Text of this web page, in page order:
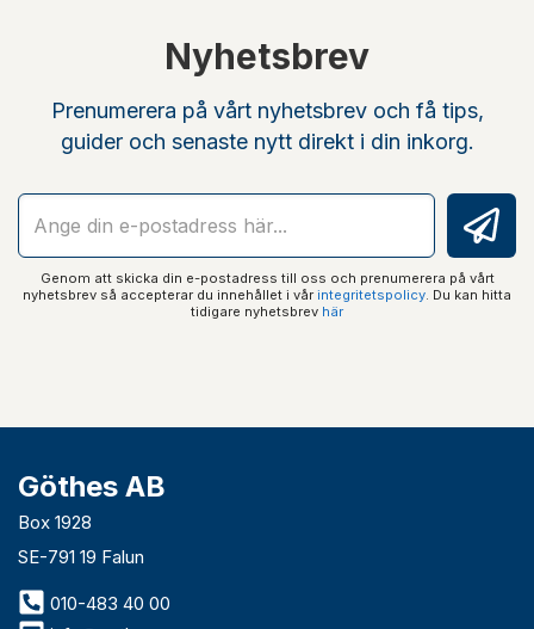
Nyhetsbrev
Prenumerera på vårt nyhetsbrev och få tips,
guider och senaste nytt direkt i din inkorg.
Genom att skicka din e-postadress till oss och prenumerera på vårt
nyhetsbrev så accepterar du innehållet i vår integritetspolicy. Du kan hitta
tidigare nyhetsbrev här
Göthes AB
Box 1928
SE-791 19 Falun
010-483 40 00